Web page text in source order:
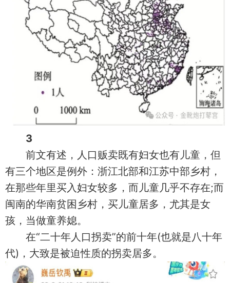
3
前文有述，人口贩卖既有妇女也有儿童，但
有三个地区是例外：浙江北部和江苏中部乡村，
在那些年里买入妇女较多，而儿童几乎不存在;而
闽南的华南贫困乡村，买儿童居多，尤其是女
孩，当做童养媳。
在“二十年人口拐卖”的前十年(也就是八十年
代)，大致是被迫性质的拐卖居多。